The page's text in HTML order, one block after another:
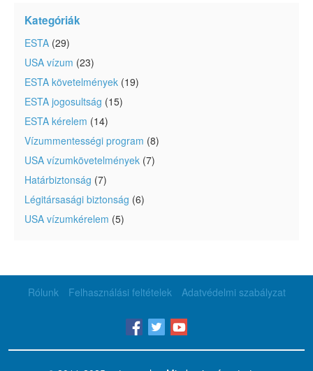
Kategóriák
ESTA (29)
USA vízum (23)
ESTA követelmények (19)
ESTA jogosultság (15)
ESTA kérelem (14)
Vízummentességi program (8)
USA vízumkövetelmények (7)
Határbiztonság (7)
Légitársasági biztonság (6)
USA vízumkérelem (5)
Rólunk Felhasználási feltételek Adatvédelmi szabályzat